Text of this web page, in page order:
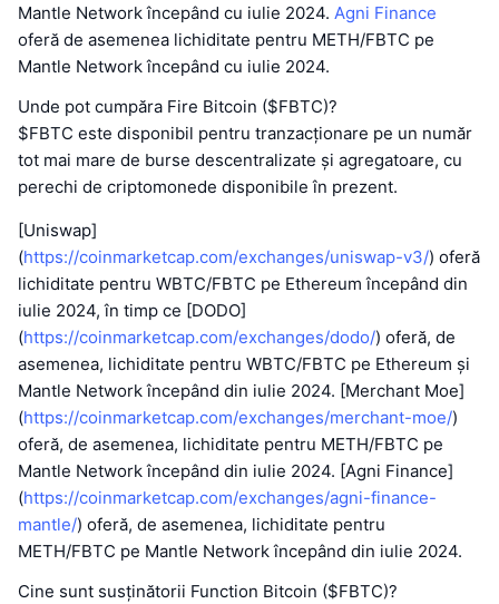
Mantle Network începând cu iulie 2024. Agni Finance
oferă de asemenea lichiditate pentru METH/FBTC pe
Mantle Network începând cu iulie 2024.
Unde pot cumpăra Fire Bitcoin ($FBTC)?
$FBTC este disponibil pentru tranzacționare pe un număr
tot mai mare de burse descentralizate și agregatoare, cu
perechi de criptomonede disponibile în prezent.
[Uniswap]
(https://coinmarketcap.com/exchanges/uniswap-v3/) oferă
lichiditate pentru WBTC/FBTC pe Ethereum începând din
iulie 2024, în timp ce [DODO]
(https://coinmarketcap.com/exchanges/dodo/) oferă, de
asemenea, lichiditate pentru WBTC/FBTC pe Ethereum și
Mantle Network începând din iulie 2024. [Merchant Moe]
(https://coinmarketcap.com/exchanges/merchant-moe/)
oferă, de asemenea, lichiditate pentru METH/FBTC pe
Mantle Network începând din iulie 2024. [Agni Finance]
(https://coinmarketcap.com/exchanges/agni-finance-
mantle/) oferă, de asemenea, lichiditate pentru
METH/FBTC pe Mantle Network începând din iulie 2024.
Cine sunt susținătorii Function Bitcoin ($FBTC)?